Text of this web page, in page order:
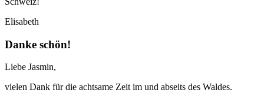
Elisabeth
Danke schön!
Liebe Jasmin,
vielen Dank für die achtsame Zeit im und abseits des Waldes.